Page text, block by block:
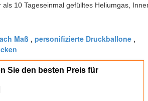
als 10 Tageseinmal gefülltes Heliumgas,
Maß , personifizierte Druckballone ,
Sie den besten Preis für